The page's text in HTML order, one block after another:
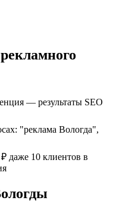
— результаты SEO
"реклама Вологда",
даже 10 клиентов в